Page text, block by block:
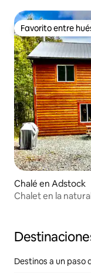
Favorito entre
Favorito entre
Chalé en Adstock
Chalet en la
Destinos a un paso